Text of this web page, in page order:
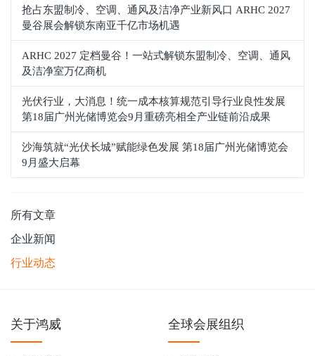
抢占东盟制冷、空调、通风及洁净产业新风口 ARHC 2027
曼谷展会解锁东南亚千亿市场机遇
ARHC 2027 定档曼谷！一站式解锁东盟制冷、空调、通风
及洁净室万亿商机
光伏行业，大消息！统一成本核算规范引导行业良性发展
第18届广州光储博览会9月重磅亮相全产业链前沿成果
沙海筑就“光伏长城”赋能绿色发展 第18届广州光储博览会
9月盛大启幕
所有文章
企业新闻
行业动态
关于鸿威 全球会展组织